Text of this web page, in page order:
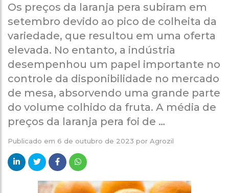
Os preços da laranja pera subiram em
setembro devido ao pico de colheita da
variedade, que resultou em uma oferta
elevada. No entanto, a indústria
desempenhou um papel importante no
controle da disponibilidade no mercado
de mesa, absorvendo uma grande parte
do volume colhido da fruta. A média de
preços da laranja pera foi de …
Publicado em 6 de outubro de 2023 por Agrozil